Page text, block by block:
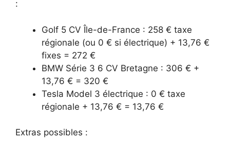
:
Golf 5 CV Île-de-France : 258 € taxe
régionale (ou 0 € si électrique) + 13,76 €
fixes = 272 €
BMW Série 3 6 CV Bretagne : 306 € +
13,76 € = 320 €
Tesla Model 3 électrique : 0 € taxe
régionale + 13,76 € = 13,76 €
Extras possibles :